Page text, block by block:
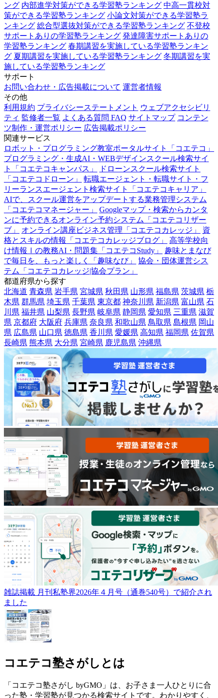
ング 内部進学対策ができる学習塾ランキング 中高一貫校対
策ができる学習塾ランキング 小論文対策ができる学習塾ラ
ンキング 総合型選抜対策ができる学習塾ランキング 不登校
サポートありの学習塾ランキング 発達障害サポートありの
学習塾ランキング 春期講習を実施している学習塾ランキン
グ 夏期講習を実施している学習塾ランキング 冬期講習を実
施している学習塾ランキング
サポート
お問い合わせ・広告掲載について 運営者情報
その他
利用規約 プライバシーステートメント ウェブアクセシビリ
ティ 監修者一覧 よくある質問 FAQ サイトマップ コンテン
ツ制作・運営ポリシー 広告掲載ポリシー
関連サービス
ロボット・プログラミング教室ポータルサイト「コエテコ」
プログラミング・生成AI・WEBデザインスクール検索サイ
ト「コエテコキャンパス」
ドローンスクール検索サイト
「コエテコドローン」
転職エージェント・転職サイト・フ
リーランスエージェント検索サイト「コエテコキャリア」
AIで、スクール運営をアップデートする業務管理システム
「コエテコマネージャー」
Googleマップ・検索からカンタ
ンに予約できるオンライン予約システム「コエテコリザー
ブ」
オンライン講座ビジネス管理「コエテコカレッジ」
資
格とスキルの情報「コエテコカレッジブログ」
高等学校向
け情報Ⅰの教務AI・問題集「コエテコStudy」
趣味とまなび
で毎日を、もっと楽しく「趣味なび」
協会・団体運営シス
テム「コエテコカレッジ|協会プラン」
都道府県から探す
北海道 青森県 岩手県 宮城県 秋田県 山形県 福島県 茨城県 栃
木県 群馬県 埼玉県 千葉県 東京都 神奈川県 新潟県 富山県 石
川県 福井県 山梨県 長野県 岐阜県 静岡県 愛知県 三重県 滋賀
県 京都府 大阪府 兵庫県 奈良県 和歌山県 鳥取県 島根県 岡山
県 広島県 山口県 徳島県 香川県 愛媛県 高知県 福岡県 佐賀県
長崎県 熊本県 大分県 宮崎県 鹿児島県 沖縄県
雑誌掲載 月刊私塾界2026年４月号（通巻540号）で紹介され
ました
コエテコ塾さがしとは
「コエテコ塾さがし byGMO」は、お子さま一人ひとりに合
った塾・学習塾が見つかる検索サイトです。わかりやすく、